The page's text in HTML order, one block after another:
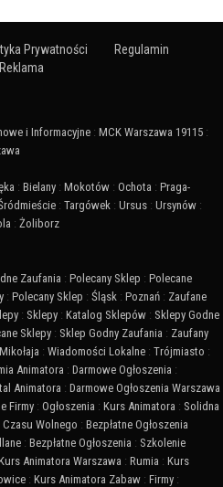
Prywatności
Regulamin
Reklama
i Informacyjne : MCK Warszawa 19115 :
: Bielany : Mokotów : Ochota : Praga-
: Targówek : Ursus : Ursynów :
: Żoliborz
Zaufania : Polecany Sklep : Polecane
: Polecany Sklep : Śląsk : Poznań : Zaufane
: Sklepy : Katalog Sklepów : Sklepy Godne
Sklepy : Sklep Godny Zaufania : Zaufany
: Wiadomości Lokalne : Trójmiasto :
Animatora : Darmowe Ogłoszenia :
Animatora : Darmowe Ogłoszenia Warszawa
Firmy : Ogłoszenia : Kurs Animatora : Solidna
Czasu Wolnego : Bezpłatne Ogłoszenia
: Bezpłatne Ogłoszenia : Szkolenie
Animatora Warszawa : Rumia : Kurs
: Kurs Animatora Zabaw : Firmy :